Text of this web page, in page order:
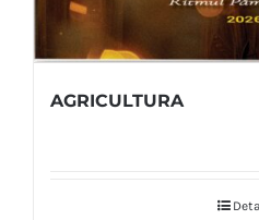
AGRICULTURA